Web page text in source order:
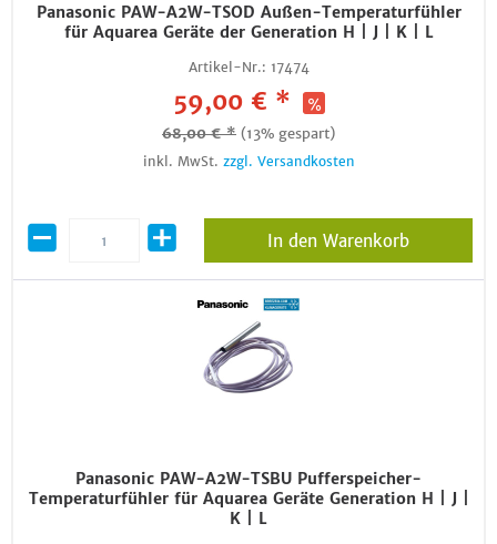
Panasonic PAW-A2W-TSOD Außen-Temperaturfühler
für Aquarea Geräte der Generation H | J | K | L
Artikel-Nr.: 17474
59,00 € *
68,00 € * (13% gespart)
inkl. MwSt. zzgl. Versandkosten
In den Warenkorb
Panasonic PAW-A2W-TSBU Pufferspeicher-
Temperaturfühler für Aquarea Geräte Generation H | J |
K | L